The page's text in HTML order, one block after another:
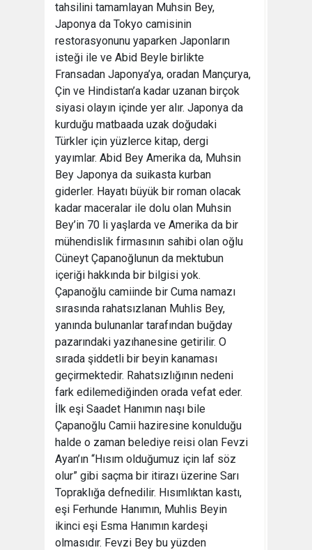
tahsilini tamamlayan Muhsin Bey,
Japonya da Tokyo camisinin
restorasyonunu yaparken Japonların
isteği ile ve Abid Beyle birlikte
Fransadan Japonya’ya, oradan Mançurya,
Çin ve Hindistan’a kadar uzanan birçok
siyasi olayın içinde yer alır. Japonya da
kurduğu matbaada uzak doğudaki
Türkler için yüzlerce kitap, dergi
yayımlar. Abid Bey Amerika da, Muhsin
Bey Japonya da suikasta kurban
giderler. Hayatı büyük bir roman olacak
kadar maceralar ile dolu olan Muhsin
Bey’in 70 li yaşlarda ve Amerika da bir
mühendislik firmasının sahibi olan oğlu
Cüneyt Çapanoğlunun da mektubun
içeriği hakkında bir bilgisi yok.
Çapanoğlu camiinde bir Cuma namazı
sırasında rahatsızlanan Muhlis Bey,
yanında bulunanlar tarafından buğday
pazarındaki yazıhanesine getirilir. O
sırada şiddetli bir beyin kanaması
geçirmektedir. Rahatsızlığının nedeni
fark edilemediğinden orada vefat eder.
İlk eşi Saadet Hanımın naşı bile
Çapanoğlu Camii haziresine konulduğu
halde o zaman belediye reisi olan Fevzi
Ayan’ın “Hısım olduğumuz için laf söz
olur” gibi saçma bir itirazı üzerine Sarı
Topraklığa defnedilir. Hısımlıktan kastı,
eşi Ferhunde Hanımın, Muhlis Beyin
ikinci eşi Esma Hanımın kardeşi
olmasıdır. Fevzi Bey bu yüzden